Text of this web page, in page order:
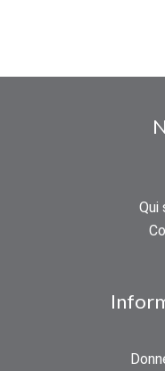
Qui